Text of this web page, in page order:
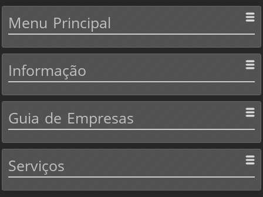
Menu Principal
Informação
Guia de Empresas
Serviços